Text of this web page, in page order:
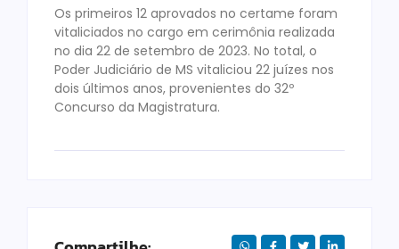
Os primeiros 12 aprovados no certame foram
vitaliciados no cargo em cerimônia realizada
no dia 22 de setembro de 2023. No total, o
Poder Judiciário de MS vitaliciou 22 juízes nos
dois últimos anos, provenientes do 32º
Concurso da Magistratura.